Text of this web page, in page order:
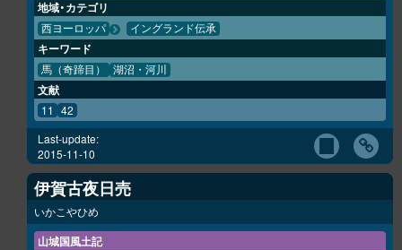
地域・カテゴリ
西ヨーロッパ イングランド伝承
キーワード
馬（奇蹄目） 湖沼・河川
文献
11 42
Last-update:
2015-11-10
伊賀古夜日売
いかこやひめ
山城国風土記